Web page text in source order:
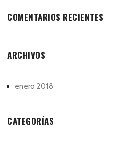
COMENTARIOS RECIENTES
ARCHIVOS
enero 2018
CATEGORÍAS